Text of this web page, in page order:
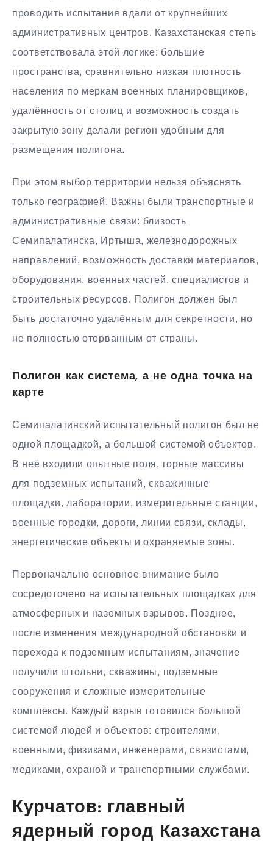
проводить испытания вдали от крупнейших
административных центров. Казахстанская степь
соответствовала этой логике: большие
пространства, сравнительно низкая плотность
населения по меркам военных планировщиков,
удалённость от столиц и возможность создать
закрытую зону делали регион удобным для
размещения полигона.
При этом выбор территории нельзя объяснять
только географией. Важны были транспортные и
административные связи: близость
Семипалатинска, Иртыша, железнодорожных
направлений, возможность доставки материалов,
оборудования, военных частей, специалистов и
строительных ресурсов. Полигон должен был
быть достаточно удалённым для секретности, но
не полностью оторванным от страны.
Полигон как система, а не одна точка на
карте
Семипалатинский испытательный полигон был не
одной площадкой, а большой системой объектов.
В неё входили опытные поля, горные массивы
для подземных испытаний, скважинные
площадки, лаборатории, измерительные станции,
военные городки, дороги, линии связи, склады,
энергетические объекты и охраняемые зоны.
Первоначально основное внимание было
сосредоточено на испытательных площадках для
атмосферных и наземных взрывов. Позднее,
после изменения международной обстановки и
перехода к подземным испытаниям, значение
получили штольни, скважины, подземные
сооружения и сложные измерительные
комплексы. Каждый взрыв готовился большой
системой людей и объектов: строителями,
военными, физиками, инженерами, связистами,
медиками, охраной и транспортными службами.
Курчатов: главный
ядерный город Казахстана